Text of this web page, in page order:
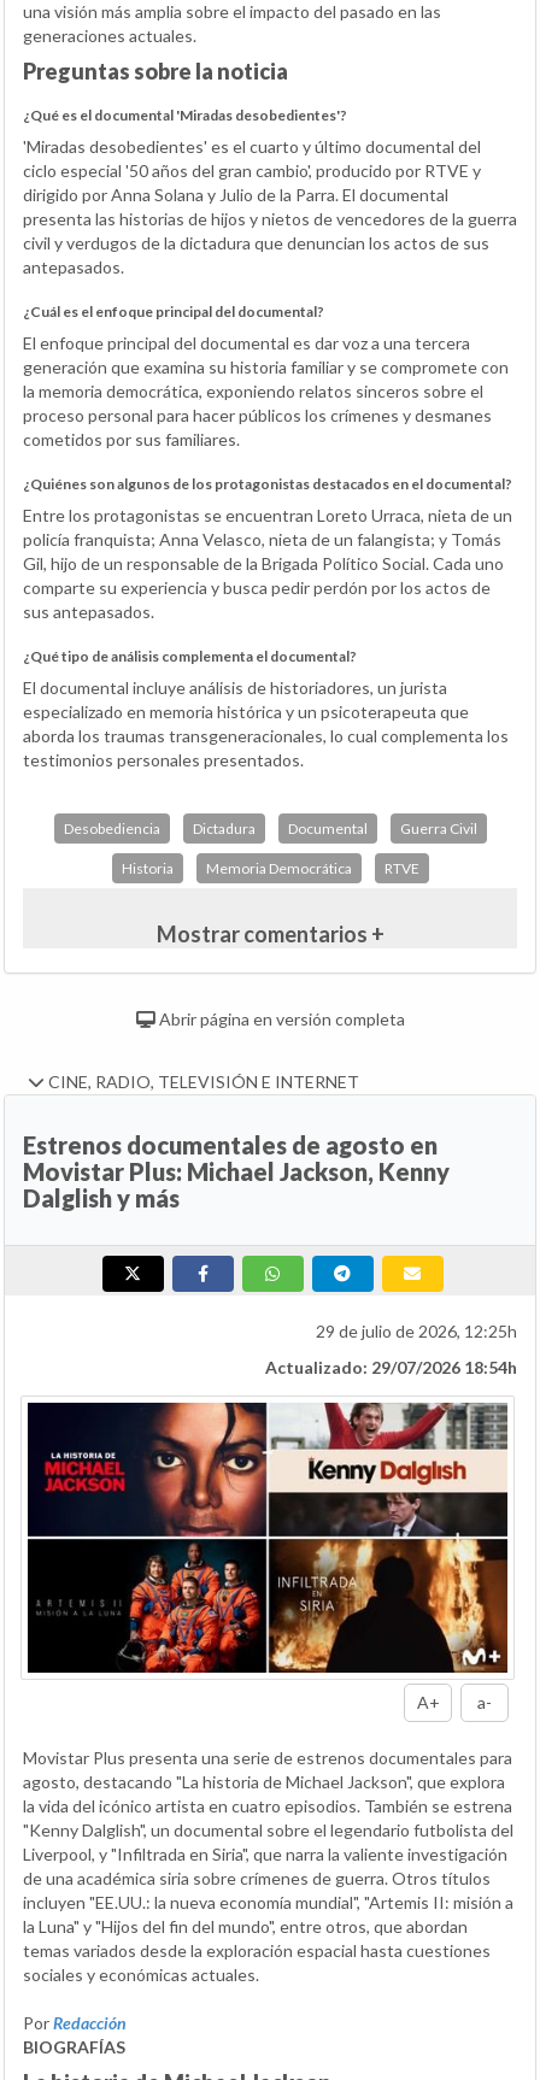
una visión más amplia sobre el impacto del pasado en las
generaciones actuales.
Preguntas sobre la noticia
¿Qué es el documental 'Miradas desobedientes'?
'Miradas desobedientes' es el cuarto y último documental del
ciclo especial '50 años del gran cambio', producido por RTVE y
dirigido por Anna Solana y Julio de la Parra. El documental
presenta las historias de hijos y nietos de vencedores de la guerra
civil y verdugos de la dictadura que denuncian los actos de sus
antepasados.
¿Cuál es el enfoque principal del documental?
El enfoque principal del documental es dar voz a una tercera
generación que examina su historia familiar y se compromete con
la memoria democrática, exponiendo relatos sinceros sobre el
proceso personal para hacer públicos los crímenes y desmanes
cometidos por sus familiares.
¿Quiénes son algunos de los protagonistas destacados en el documental?
Entre los protagonistas se encuentran Loreto Urraca, nieta de un
policía franquista; Anna Velasco, nieta de un falangista; y Tomás
Gil, hijo de un responsable de la Brigada Político Social. Cada uno
comparte su experiencia y busca pedir perdón por los actos de
sus antepasados.
¿Qué tipo de análisis complementa el documental?
El documental incluye análisis de historiadores, un jurista
especializado en memoria histórica y un psicoterapeuta que
aborda los traumas transgeneracionales, lo cual complementa los
testimonios personales presentados.
Desobediencia Dictadura Documental Guerra Civil
Historia Memoria Democrática RTVE
Mostrar comentarios +
Abrir página en versión completa
CINE, RADIO, TELEVISIÓN E INTERNET
Estrenos documentales de agosto en
Movistar Plus: Michael Jackson, Kenny
Dalglish y más
29 de julio de 2026, 12:25h
Actualizado: 29/07/2026 18:54h
A+ a-
Movistar Plus presenta una serie de estrenos documentales para
agosto, destacando "La historia de Michael Jackson", que explora
la vida del icónico artista en cuatro episodios. También se estrena
"Kenny Dalglish", un documental sobre el legendario futbolista del
Liverpool, y "Infiltrada en Siria", que narra la valiente investigación
de una académica siria sobre crímenes de guerra. Otros títulos
incluyen "EE.UU.: la nueva economía mundial", "Artemis II: misión a
la Luna" y "Hijos del fin del mundo", entre otros, que abordan
temas variados desde la exploración espacial hasta cuestiones
sociales y económicas actuales.
PorRedacción
BIOGRAFÍAS